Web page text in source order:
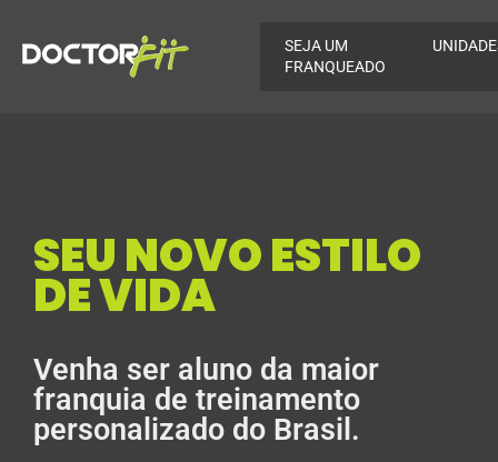
SEJA UM
FRANQUEADO
SEU NOVO ESTILO
DE VIDA
Venha ser aluno da maior
franquia de treinamento
personalizado do Brasil.